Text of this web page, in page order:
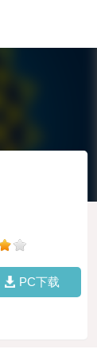
PC下载